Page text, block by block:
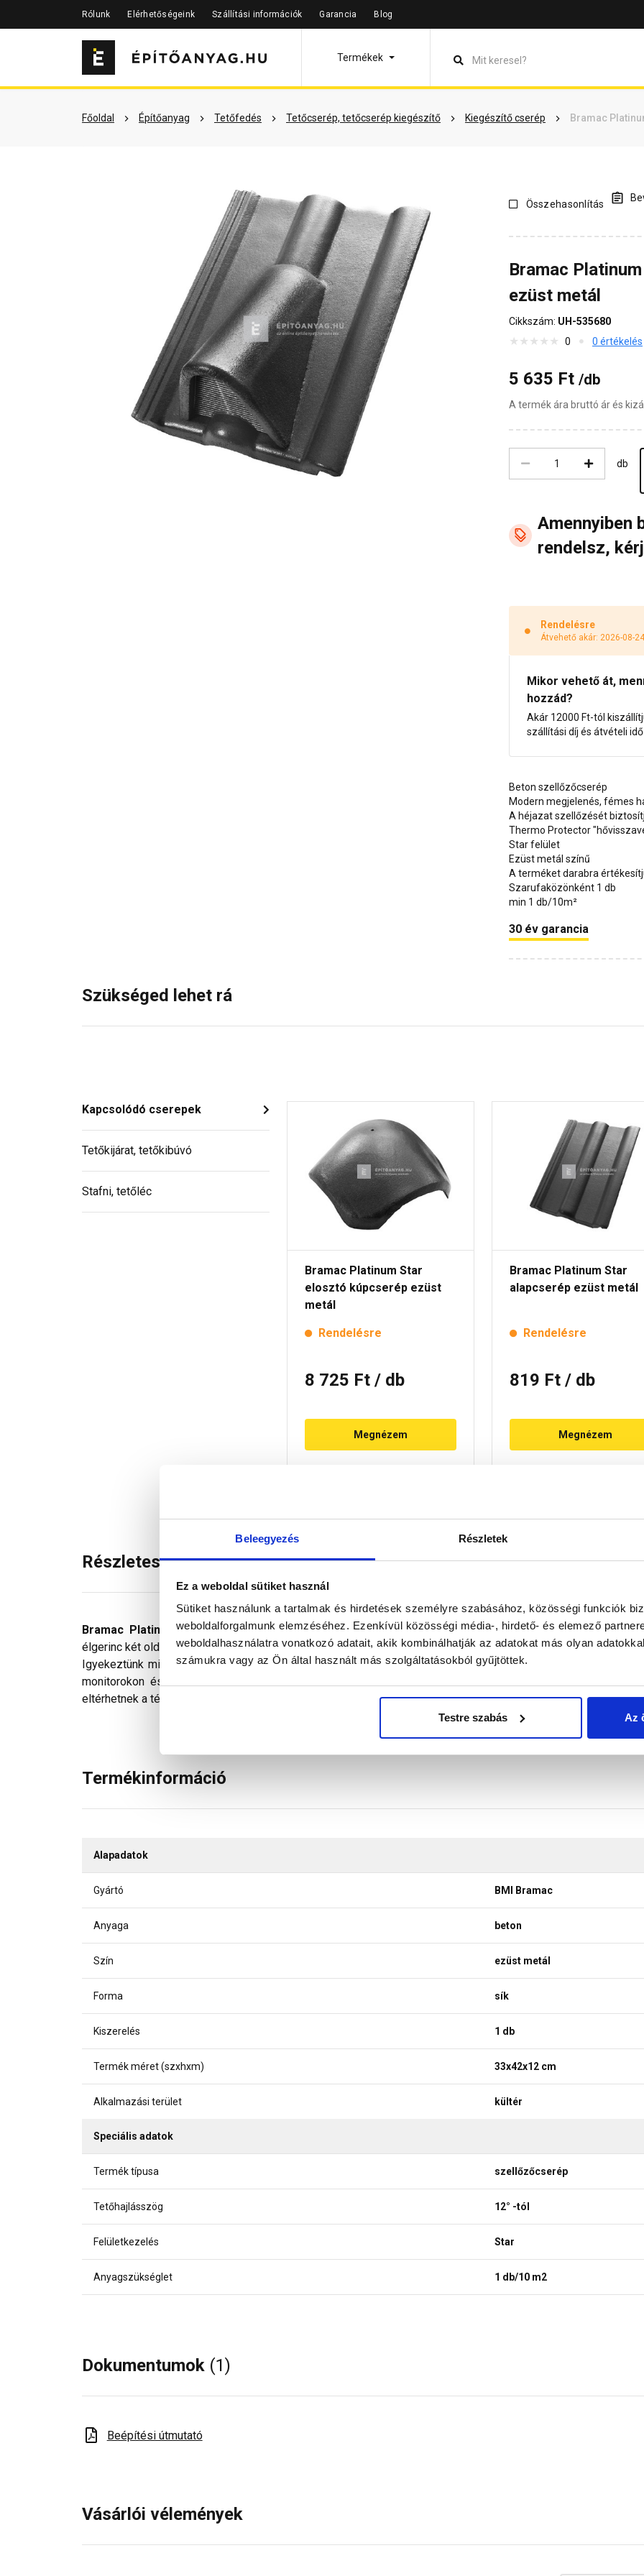
Beleegyezés Részletek
Ez a weboldal sütiket használ
Sütiket használunk a tartalmak és hirdetések személyre szabásához, közösségi funkciók
weboldalforgalmunk elemzéséhez. Ezenkívül közösségi média-, hirdető- és elemező
weboldalhasználatra vonatkozó adatait, akik kombinálhatják az adatokat más olyan
számukra vagy az Ön által használt más szolgáltatásokból gyűjtöttek.
Testre szabás Az
Rólunk Elérhetőségeink Szállítási információk Garancia Blog
Termékek
Főoldal Építőanyag Tetőfedés Tetőcserép, tetőcserép kiegészítő Kiegészítő cserép Bramac
Szükséged lehet rá Részletes leírás Termékinformáció Dokumentumok Vásárlói
Összehasonlítás
Bramac
ezüst metál
Cikkszám: UH-535680
0
0 értékelés
5 635 Ft /db
A termék ára bruttó ár és
db
Amennyiben
rendelsz,
Rendelésre
Átvehető akár: 2026-08-24
Mikor vehető át,
hozzád?
Akár 12000 Ft-tól
szállítási díj és átvételi
Beton szellőzőcserép
Modern megjelenés, fémes
A héjazat szellőzését
Thermo Protector
Star felület
Ezüst metál színű
A terméket darabra
Szarufaközönként 1 db
min 1 db/10m²
30 év garancia
Szükséged lehet rá
Kapcsolódó cserepek
Tetőkijárat, tetőkibúvó
Stafni, tetőléc
Bramac Platinum Star
elosztó kúpcserép ezüst
metál
Rendelésre
8 725 Ft / db
Megnézem
Bramac Platinum Star
alapcserép ezüst metál
Rendelésre
819 Ft / db
Megnézem
Részletes leírás
Bramac Platinum Star szellőzőcserép. Levegőkivezető nyílásként alkalmazva, elhelyezésük a
élgerinc két oldalán is elhelyezendők. A héjazat alatti szellőzőlevegő bevezetését is biztosíthatja az eresznél
Igyekeztünk minden technikailag lehetséges módon biztosítani a termékeink színének a lehető leginkább
monitorokon és telefonok kijelzőin megjelenő színek a legtöbb esetben nem tükrözik 100%-ban a
eltérhetnek a tényleges színektől.
Termékinformáció
Alapadatok
Gyártó BMI Bramac
Anyaga beton
Szín ezüst metál
Forma sík
Kiszerelés 1 db
Termék méret (szxhxm) 33x42x12 cm
Alkalmazási terület kültér
Speciális adatok
Termék típusa szellőzőcserép
Tetőhajlásszög 12° -tól
Felületkezelés Star
Anyagszükséglet 1 db/10 m2
Dokumentumok (1)
Beépítési útmutató
Vásárlói vélemények